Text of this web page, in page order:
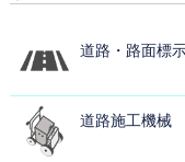
道路・路面標
道路施工機械